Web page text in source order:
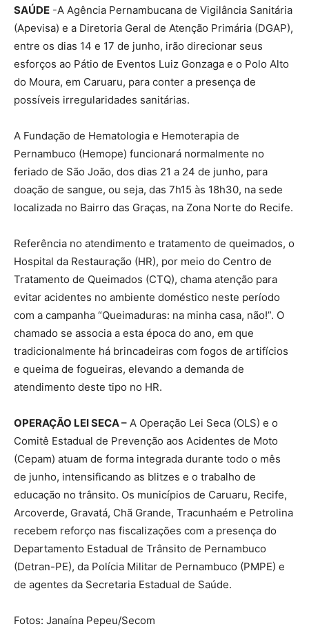
SAÚDE -A Agência Pernambucana de Vigilância Sanitária
(Apevisa) e a Diretoria Geral de Atenção Primária (DGAP),
entre os dias 14 e 17 de junho, irão direcionar seus
esforços ao Pátio de Eventos Luiz Gonzaga e o Polo Alto
do Moura, em Caruaru, para conter a presença de
possíveis irregularidades sanitárias.
A Fundação de Hematologia e Hemoterapia de
Pernambuco (Hemope) funcionará normalmente no
feriado de São João, dos dias 21 a 24 de junho, para
doação de sangue, ou seja, das 7h15 às 18h30, na sede
localizada no Bairro das Graças, na Zona Norte do Recife.
Referência no atendimento e tratamento de queimados, o
Hospital da Restauração (HR), por meio do Centro de
Tratamento de Queimados (CTQ), chama atenção para
evitar acidentes no ambiente doméstico neste período
com a campanha “Queimaduras: na minha casa, não!”. O
chamado se associa a esta época do ano, em que
tradicionalmente há brincadeiras com fogos de artifícios
e queima de fogueiras, elevando a demanda de
atendimento deste tipo no HR.
OPERAÇÃO LEI SECA – A Operação Lei Seca (OLS) e o
Comitê Estadual de Prevenção aos Acidentes de Moto
(Cepam) atuam de forma integrada durante todo o mês
de junho, intensificando as blitzes e o trabalho de
educação no trânsito. Os municípios de Caruaru, Recife,
Arcoverde, Gravatá, Chã Grande, Tracunhaém e Petrolina
recebem reforço nas fiscalizações com a presença do
Departamento Estadual de Trânsito de Pernambuco
(Detran-PE), da Polícia Militar de Pernambuco (PMPE) e
de agentes da Secretaria Estadual de Saúde.
Fotos: Janaína Pepeu/Secom